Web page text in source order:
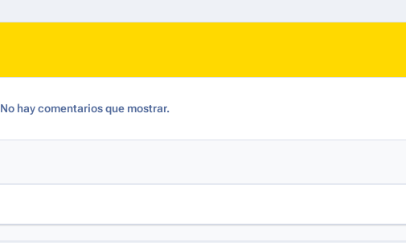
No hay comentarios que mostrar.